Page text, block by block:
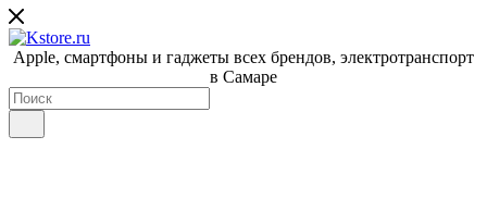
Apple, cмартфоны и гаджеты всех брендов, электротранспорт
в Самаре